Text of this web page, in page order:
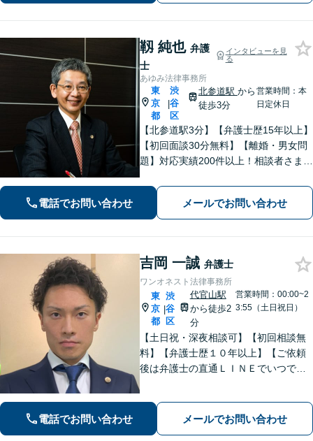
靱 純也 弁護
士
インタビューを見
る
あゆみ法律事務所
東
京
都
|
渋
谷
区
北参道駅 から
徒歩3分
営業時間：本
日定休日
【北参道駅3分】【弁護士歴15年以上】
【初回面談30分無料】【離婚・男女問
題】対応実績200件以上！相談者さまが
通事故】後遺障害等級非該当から高次
脳機能障害などの高額賠償まで解決実
績多数！
電話でお問い合わせ メールでお問い合わせ
吉岡 一誠 弁護士
ワンオネスト法律事務所
東
京
都
|
渋
谷
区
代官山駅
から徒歩2
分
営業時間：00:00~2
3:55（土日祝日）
【土日祝・深夜相談可】【初回相談無
料】【弁護士歴１０年以上】【ご依頼
後は弁護士の直通ＬＩＮＥでいつでも
ワークトラブルに注力】
電話でお問い合わせ メールでお問い合わせ